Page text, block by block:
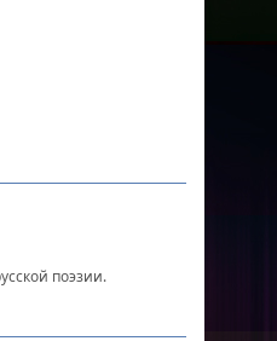
поэзии.